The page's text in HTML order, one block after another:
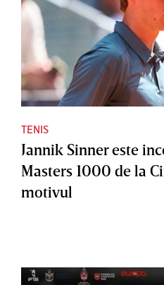
TENIS
Jannik Sinner este
Masters 1000 de la
motivul